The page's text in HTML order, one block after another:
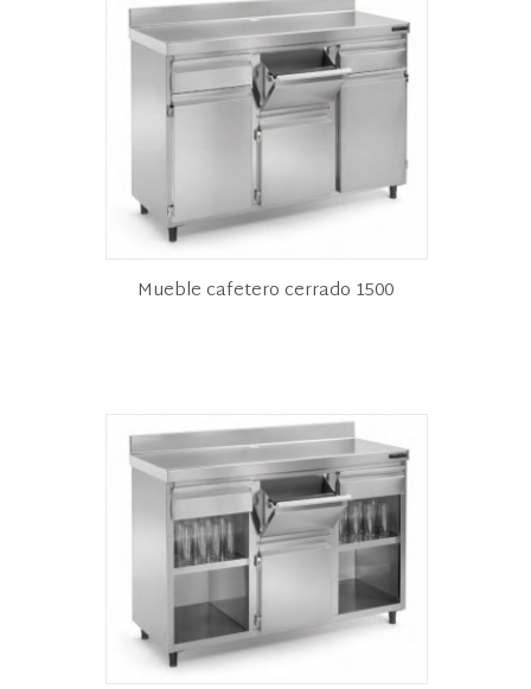
Mueble cafetero cerrado 1500